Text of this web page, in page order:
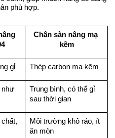
phù hợp.
Chân sàn nâng mạ
kẽm
gỉ Thép carbon mạ kẽm
như
Trung bình, có thể gỉ
sau thời gian
Môi trường khô ráo, ít
ăn mòn